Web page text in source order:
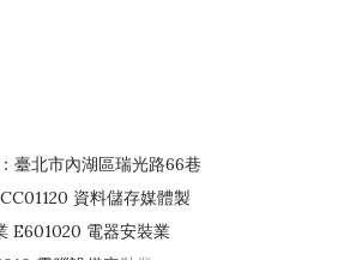
臺北市內湖區瑞光路66巷
資料儲存媒體製
E601020 電器安裝業